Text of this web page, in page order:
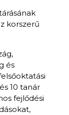
korszerű
és
10 tanár
fejlődési